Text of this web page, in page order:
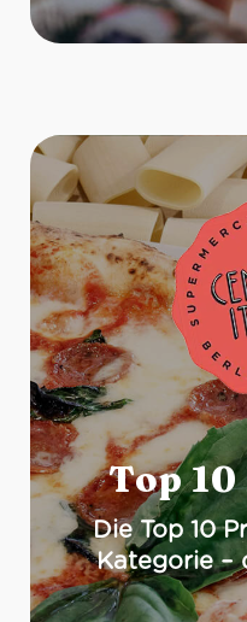
Top
Die Top 10
Kategorie –